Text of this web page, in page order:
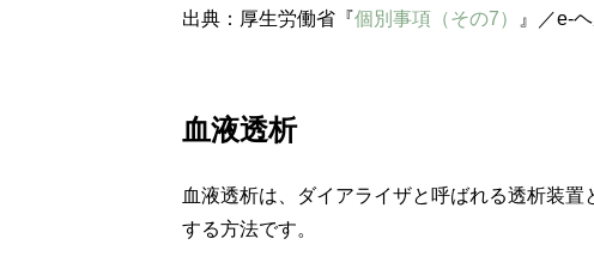
出典：厚生労働省『個別事項（その7） 』／e-
血液透析
血液透析は、ダイアライザと呼ばれる透析装
する方法です。